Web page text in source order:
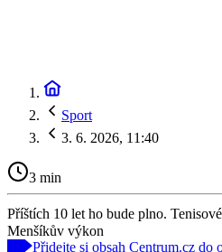
Sport
3. 6. 2026, 11:40
3 min
Příštích 10 let ho bude plno.
Menšíkův výkon
Přidejte si obsah Centrum.cz